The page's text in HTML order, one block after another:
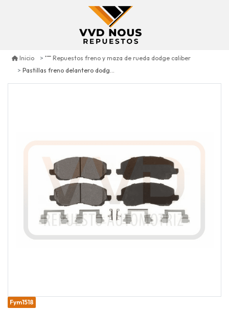
Inicio
Repuestos freno y maza de rueda dodge caliber
Pastillas freno delantero dodge caliber 2.0 2007/2012
Fym1518